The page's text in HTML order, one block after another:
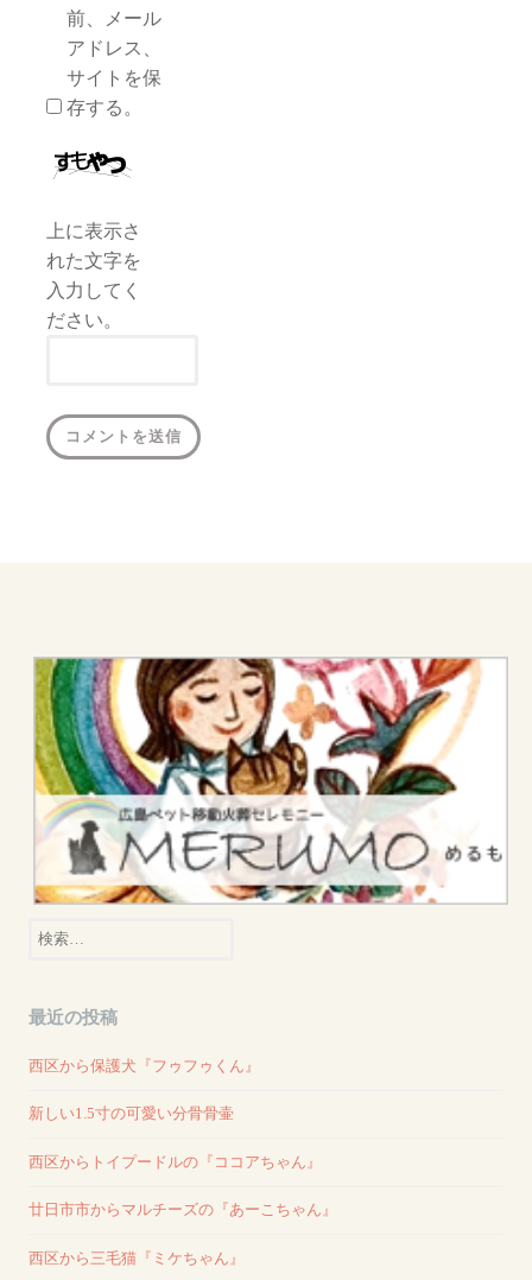
前、メール
アドレス、
サイトを保
存する。
上に表示さ
れた文字を
入力してく
ださい。
検
索:
最近の投稿
西区から保護犬『フゥフゥくん』
新しい1.5寸の可愛い分骨骨壷
西区からトイプードルの『ココアちゃん』
廿日市市からマルチーズの『あーこちゃん』
西区から三毛猫『ミケちゃん』